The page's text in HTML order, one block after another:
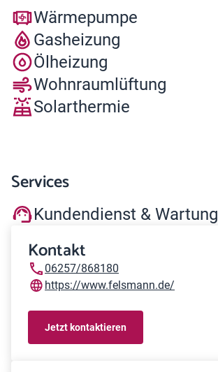
Wärmepumpe
Gasheizung
Ölheizung
Wohnraumlüftung
Solarthermie
Services
Kundendienst & Wartung
Kontakt
06257/868180
https://www.felsmann.de/
Jetzt kontaktieren